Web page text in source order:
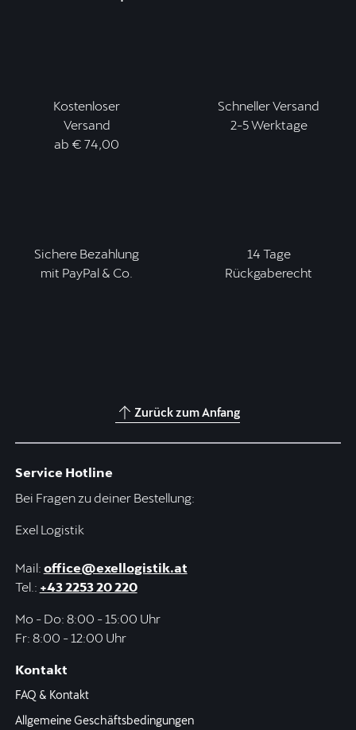
Kostenloser
Versand
ab € 74,00
Schneller Versand
2-5 Werktage
Sichere Bezahlung
mit PayPal & Co.
14 Tage
Rückgaberecht
Zurück zum Anfang
Service Hotline
Bei Fragen zu deiner Bestellung:
Exel Logistik
Mail: office@exellogistik.at
Tel.: +43 2253 20 220
Mo - Do: 8:00 - 15:00 Uhr
Fr: 8:00 - 12:00 Uhr
Kontakt
FAQ & Kontakt
Allgemeine Geschäftsbedingungen